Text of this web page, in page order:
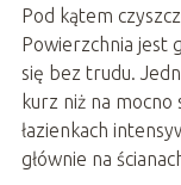
Pod kątem
Powierzchnia jest
się bez trudu.
kurz niż na
łazienkach
głównie na